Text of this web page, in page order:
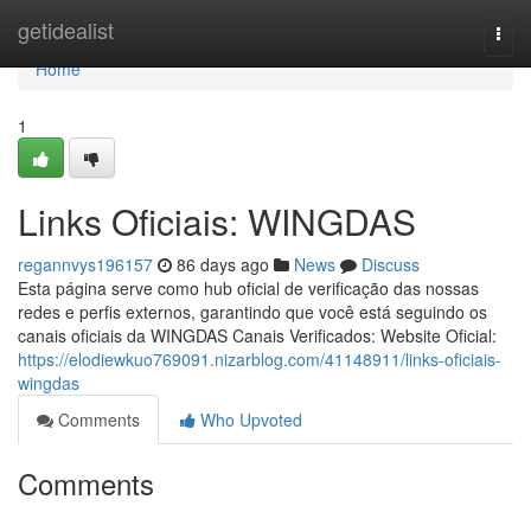
getidealist
Home
Home
1
Links Oficiais: WINGDAS
regannvys196157 86 days ago News
Discuss
Esta página serve como hub oficial de verificação das nossas
redes e perfis externos, garantindo que você está seguindo os
canais oficiais da WINGDAS Canais Verificados: Website Oficial:
https://elodiewkuo769091.nizarblog.com/41148911/links-oficiais-
wingdas
Comments
Who Upvoted
Comments